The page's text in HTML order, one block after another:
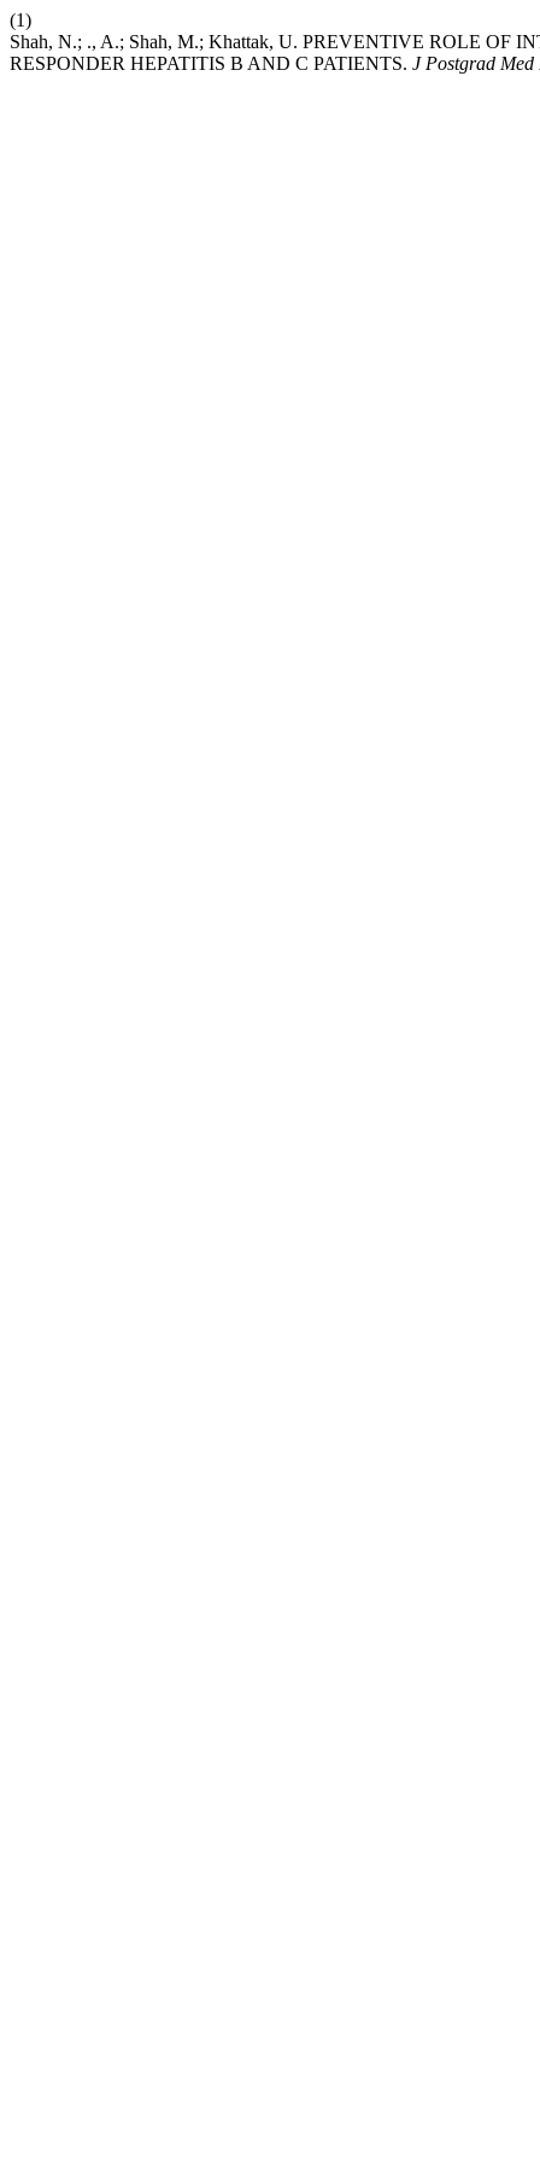
(1)
Shah, N.; ., A.; Shah, M.; Khattak, U. PREVENTIVE ROLE
RESPONDER HEPATITIS B AND C PATIENTS. J Postgrad Med